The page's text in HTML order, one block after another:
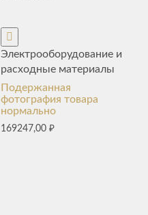
Электрооборудование и
расходные материалы
Подержанная
фотография товара
нормально
169247,00₽